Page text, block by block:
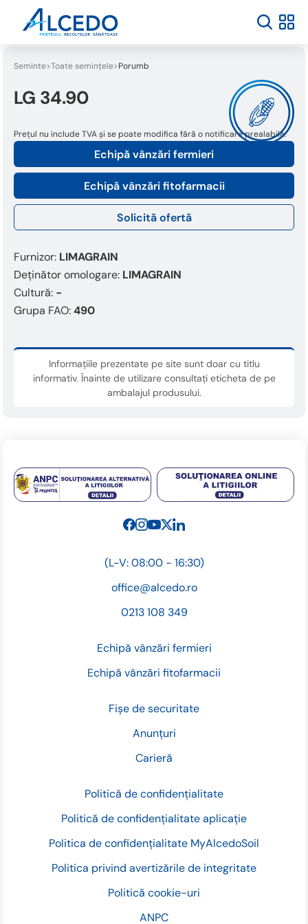
Seminte Toate semințele Porumb
LG 34.90
Echipă vânzări fermieri
Echipă vânzări fitofarmacii
Solicită ofertă
Prețul nu include TVA și se poate modifica fără o notificare prealabilă.
Furnizor: LIMAGRAIN
Deținător omologare: LIMAGRAIN
Cultură: -
Grupa FAO:490
Informațiile prezentate pe site sunt doar cu titlu
informativ. Înainte de utilizare consultați eticheta de pe
ambalajul produsului.
Fișe de securitate
Anunțuri
Carieră
Politică de confidențialitate
Politică de confidențialitate aplicație
Politica de confidențialitate MyAlcedoSoil
Politica privind avertizările de integritate
Politică cookie-uri
ANPC
(L-V: 08:00 - 16:30)
office@alcedo.ro
0213 108 349
Echipă vânzări fermieri
Echipă vânzări fitofarmacii